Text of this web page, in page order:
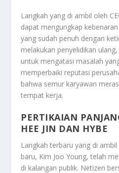
Langkah yang di ambil oleh
dapat mengungkap
yang sudah penuh dengan
melakukan penyelidikan
untuk mengatasi masalah
memperbaiki reputasi
bahwa semur karyawan
tempat kerja.
PERTIKAIAN
HEE JIN DAN HYBE
Langkah terbaru yang di
baru, Kim Joo Young, telah
di kalangan publik. Netizen